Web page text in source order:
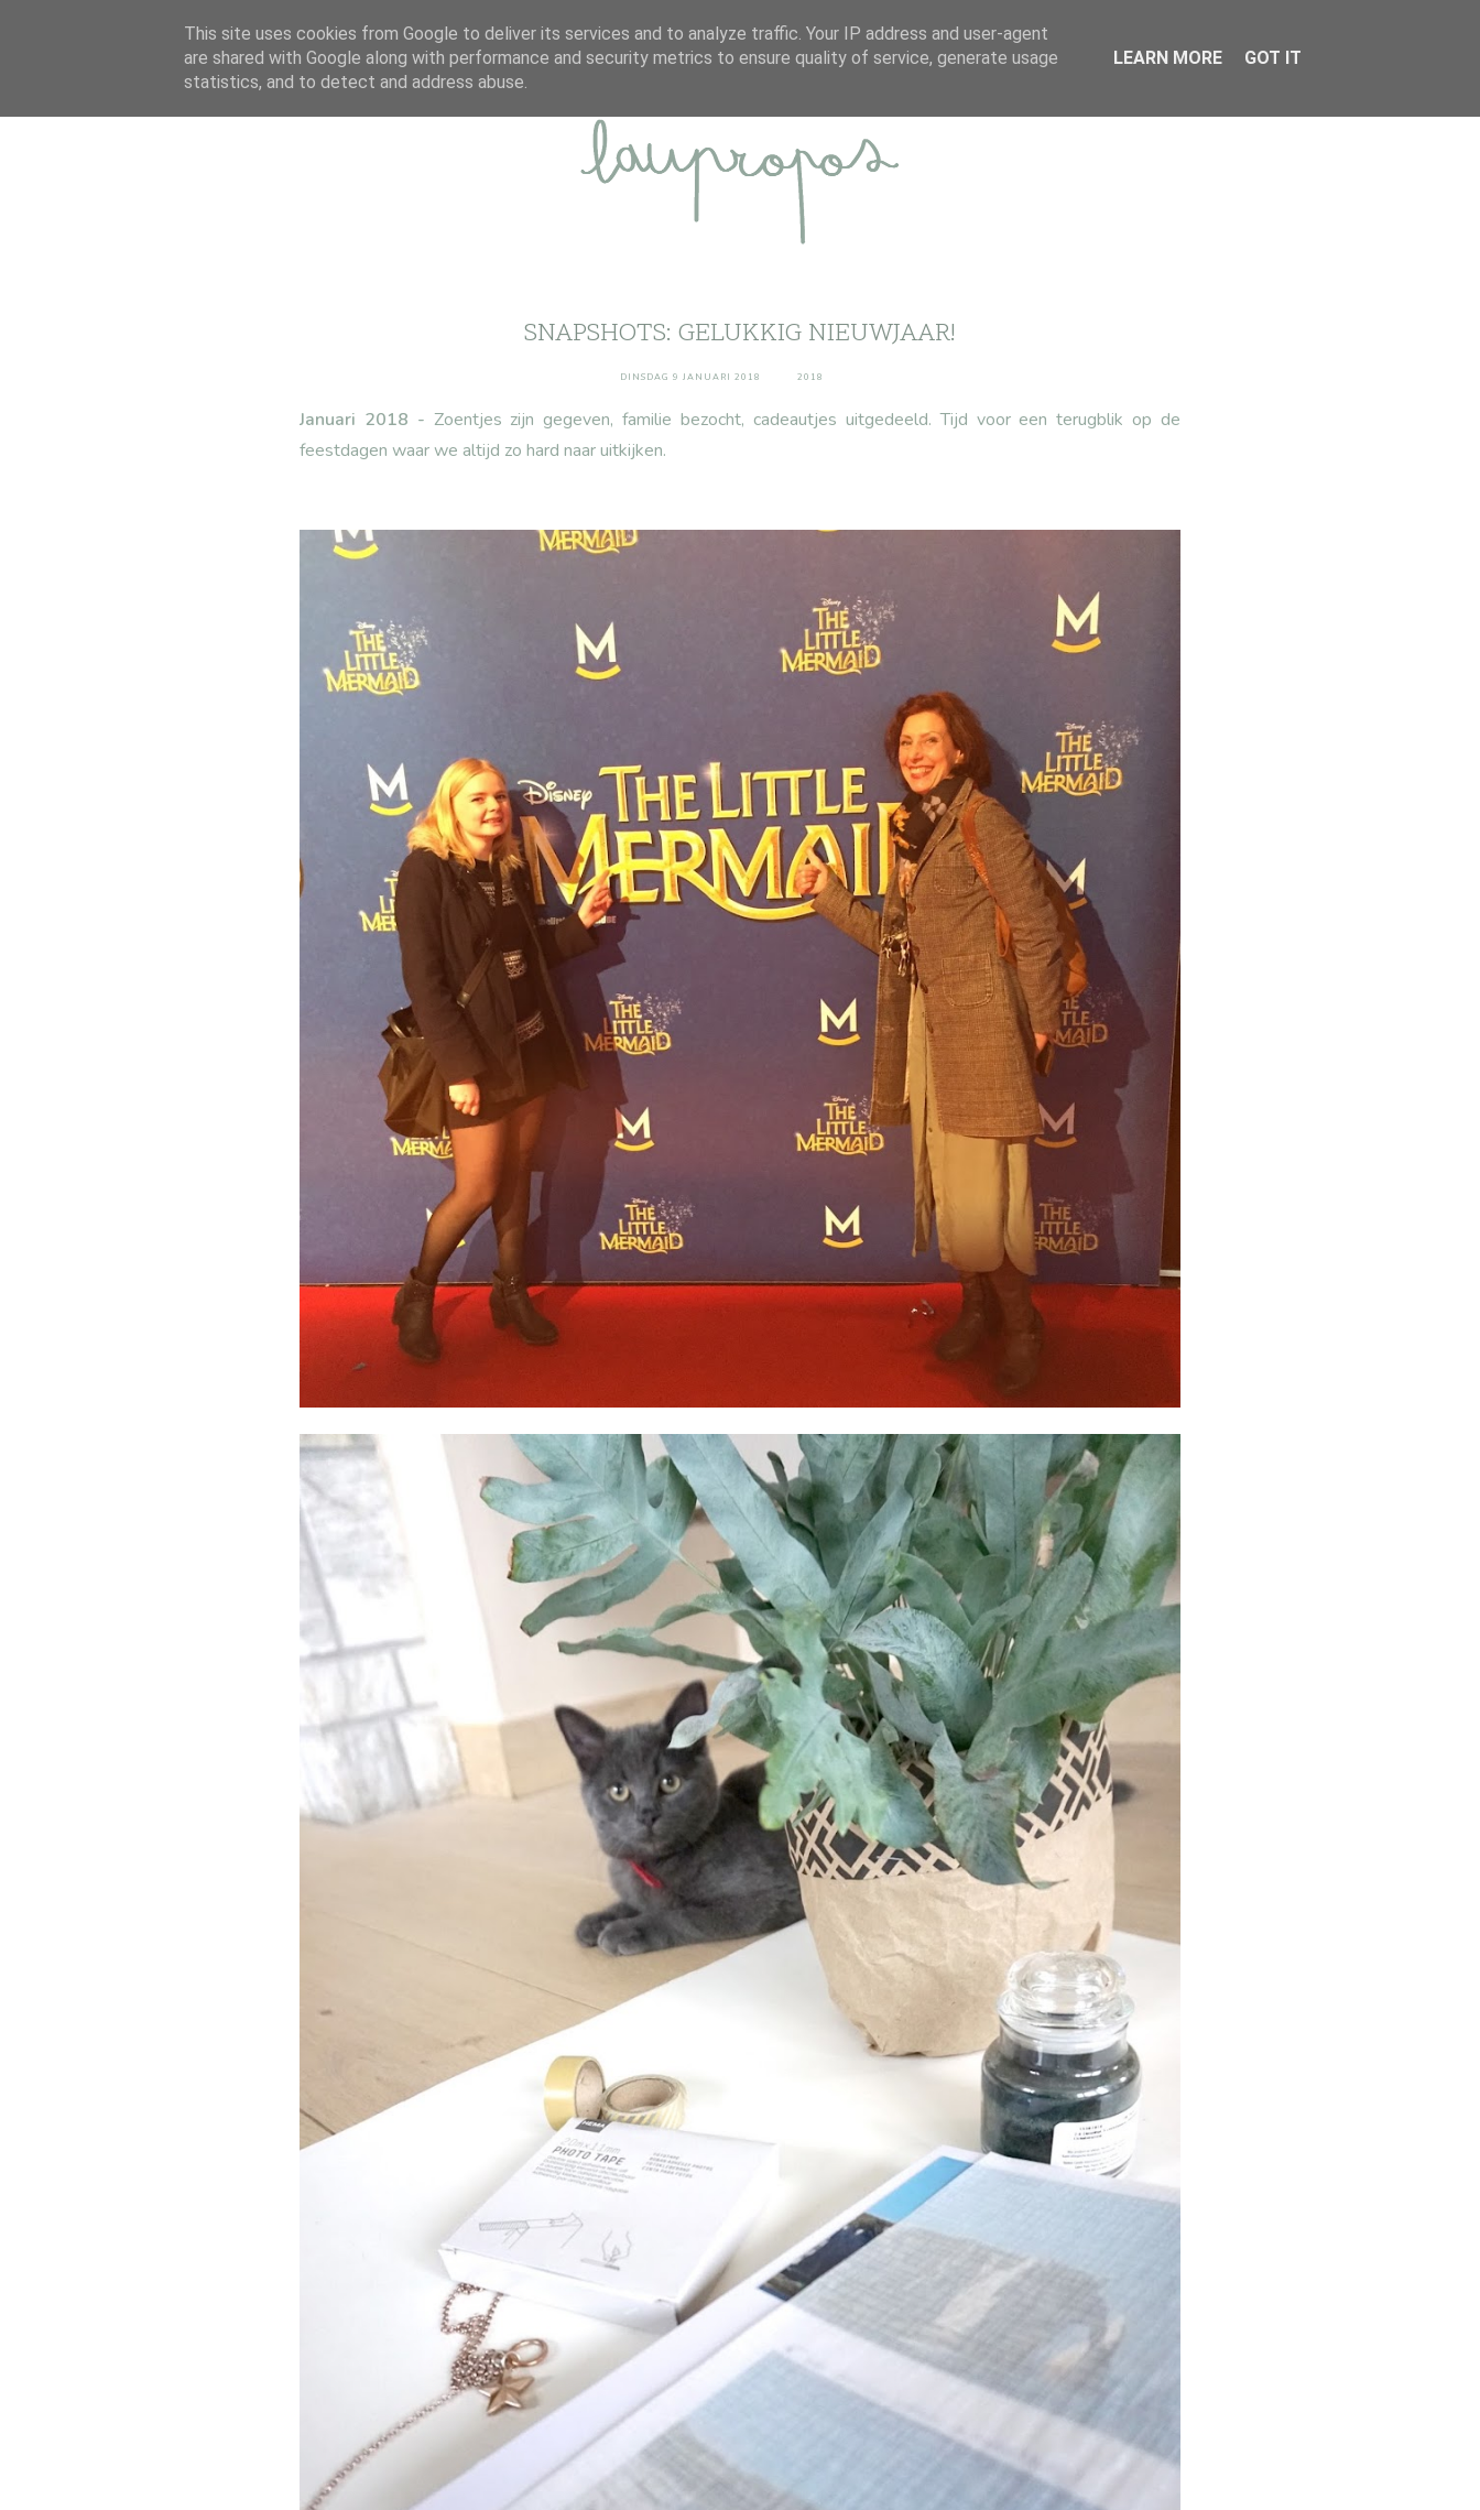
ABOUT DISCLAIMER CONTACT
SNAPSHOTS: GELUKKIG NIEUWJAAR!
DINSDAG 9 JANUARI 2018 2018
Januari 2018 - Zoentjes zijn gegeven, familie bezocht, cadeautjes uitgedeeld. Tijd voor een terugblik op de
feestdagen waar we altijd zo hard naar uitkijken.
This site uses cookies from Google to deliver its services and to analyze traffic. Your IP address and user-agent
are shared with Google along with performance and security metrics to ensure quality of service, generate usage
statistics, and to detect and address abuse.
LEARN MORE GOT IT